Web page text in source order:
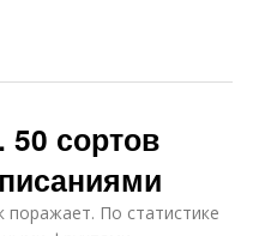
50 сортов
По статистике